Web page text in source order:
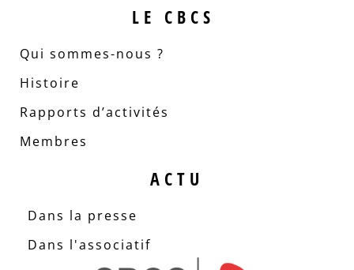
LE CBCS
Qui sommes-nous ?
Histoire
Rapports d’activités
Membres
ACTU
Dans la presse
Dans l'associatif